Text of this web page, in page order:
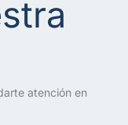
atención en